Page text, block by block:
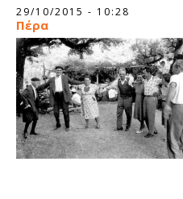
29/10/2015 - 10:28
Πέρα